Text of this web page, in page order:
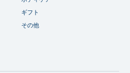
ギフト
その他